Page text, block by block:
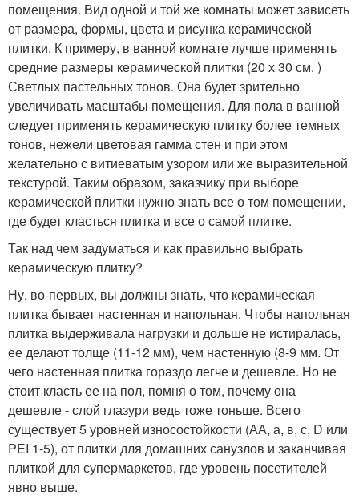
помещения. Вид одной и той же комнаты может зависеть
от размера, формы, цвета и рисунка керамической
плитки. К примеру, в ванной комнате лучше применять
средние размеры керамической плитки (20 х 30 см. )
Светлых пастельных тонов. Она будет зрительно
увеличивать масштабы помещения. Для пола в ванной
следует применять керамическую плитку более темных
тонов, нежели цветовая гамма стен и при этом
желательно с витиеватым узором или же выразительной
текстурой. Таким образом, заказчику при выборе
керамической плитки нужно знать все о том помещении,
где будет класться плитка и все о самой плитке.
Так над чем задуматься и как правильно выбрать
керамическую плитку?
Ну, во-первых, вы должны знать, что керамическая
плитка бывает настенная и напольная. Чтобы напольная
плитка выдерживала нагрузки и дольше не истиралась,
ее делают толще (11-12 мм), чем настенную (8-9 мм. От
чего настенная плитка гораздо легче и дешевле. Но не
стоит класть ее на пол, помня о том, почему она
дешевле - слой глазури ведь тоже тоньше. Всего
существует 5 уровней износостойкости (АА, а, в, с, D или
PEI 1-5), от плитки для домашних санузлов и заканчивая
плиткой для супермаркетов, где уровень посетителей
явно выше.